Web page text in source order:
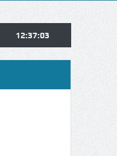
Esposende.
12:37:04